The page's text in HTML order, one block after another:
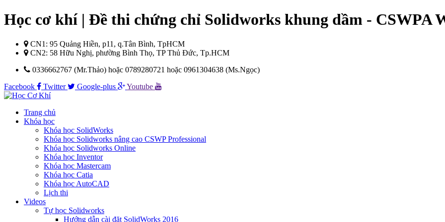
Học cơ khí | Đề thi chứng chỉ Solidworks khung dầm - CSWPA
CN1: 95 Quảng Hiền, p11, q.Tân Bình, TpHCM
CN2: 58 Hữu Nghị, phường Bình Thọ, TP Thủ Đức, Tp.HCM
0336662767 (Mr.Thảo) hoặc 0789280721 hoặc 0961304638 (Ms.Ngọc)
Facebook
Twitter Google-plus Youtube
Trang chủ
Khóa học
Khóa học SolidWorks
Khóa học Solidworks nâng cao CSWP Professional
Khóa học Solidworks Online
Khóa học Inventor
Khóa học Mastercam
Khóa học Catia
Khóa học AutoCAD
Lịch thi
Videos
Tự học Solidworks
Hướng dẫn cài đặt SolidWorks 2016